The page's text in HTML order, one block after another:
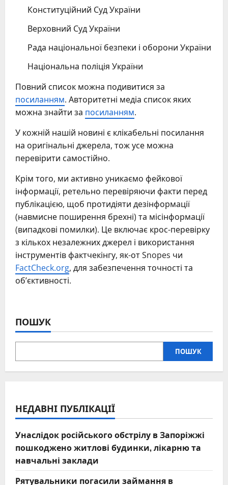
Конституційний Суд України
Верховний Суд України
Рада національної безпеки і оборони України
Національна поліція України
Повний список можна подивитися за
посиланням. Авторитетні медіа список яких
можна знайти за посиланням.
У кожній нашій новині є клікабельні посилання
на оригінальні джерела, тож усе можна
перевірити самостійно.
Крім того, ми активно уникаємо фейкової
інформації, ретельно перевіряючи факти перед
публікацією, щоб протидіяти дезінформації
(навмисне поширення брехні) та місінформації
(випадкові помилки). Це включає крос-перевірку
з кількох незалежних джерел і використання
інструментів фактчекінгу, як-от Snopes чи
FactCheck.org, для забезпечення точності та
об’єктивності.
ПОШУК
ПОШУК
НЕДАВНІ ПУБЛІКАЦІЇ
Унаслідок російського обстрілу в Запоріжжі
пошкоджено житлові будинки, лікарню та
навчальні заклади
Рятувальники погасили займання в